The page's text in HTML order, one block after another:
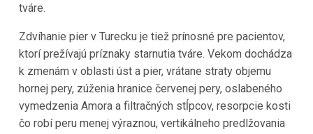
tváre.
Zdvíhanie pier v Turecku je tiež prínosné pre pacientov,
ktorí prežívajú príznaky starnutia tváre. Vekom dochádza
k zmenám v oblasti úst a pier, vrátane straty objemu
hornej pery, zúženia hranice červenej pery, oslabeného
vymedzenia Amora a filtračných stĺpcov, resorpcie kosti
čo robí peru menej výraznou, vertikálneho predlžovania